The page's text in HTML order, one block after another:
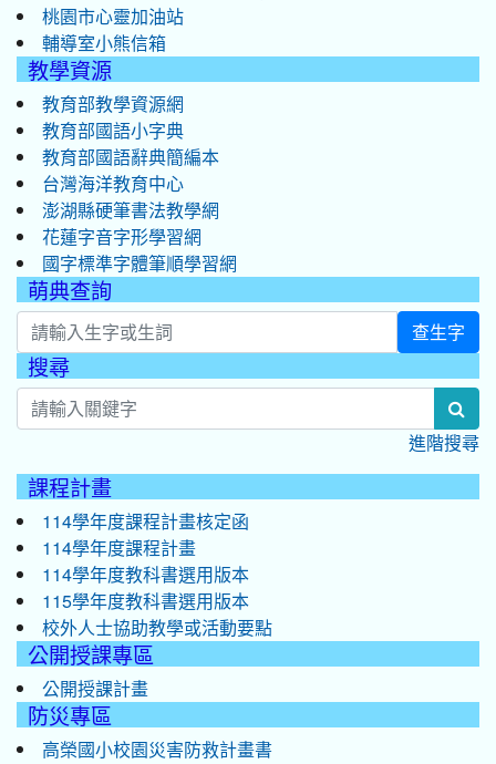
桃園市心靈加油站
輔導室小熊信箱
教學資源
教育部教學資源網
教育部國語小字典
教育部國語辭典簡編本
台灣海洋教育中心
澎湖縣硬筆書法教學網
花蓮字音字形學習網
國字標準字體筆順學習網
萌典查詢
查生字
搜尋
進階搜尋
課程計畫
114學年度課程計畫核定函
114學年度課程計畫
114學年度教科書選用版本
115學年度教科書選用版本
校外人士協助教學或活動要點
公開授課專區
公開授課計畫
防災專區
高榮國小校園災害防救計畫書